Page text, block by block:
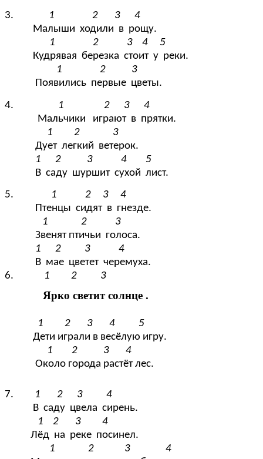
3.
1 2 3 4
Малыши ходили в рощу.
1 2 3 4 5
Кудрявая березка стоит у реки.
1 2 3
Появились первые цветы.
4.
1 2 3 4
Мальчики играют в прятки.
1 2 3
Дует легкий ветерок.
1 2 3 4 5
В саду шуршит сухой лист.
5.
1 2 3 4
Птенцы сидят в гнезде.
1 2 3
Звенят птичьи голоса.
1 2 3 4
В мае цветет черемуха.
6.
1 2 3
Ярко светит солнце .
1 2 3 4 5
Дети играли в весёлую игру.
1 2 3 4
Около города растёт лес.
7.
1 2 3 4
В саду цвела сирень.
1 2 3 4
Лёд на реке посинел.
1 2 3 4